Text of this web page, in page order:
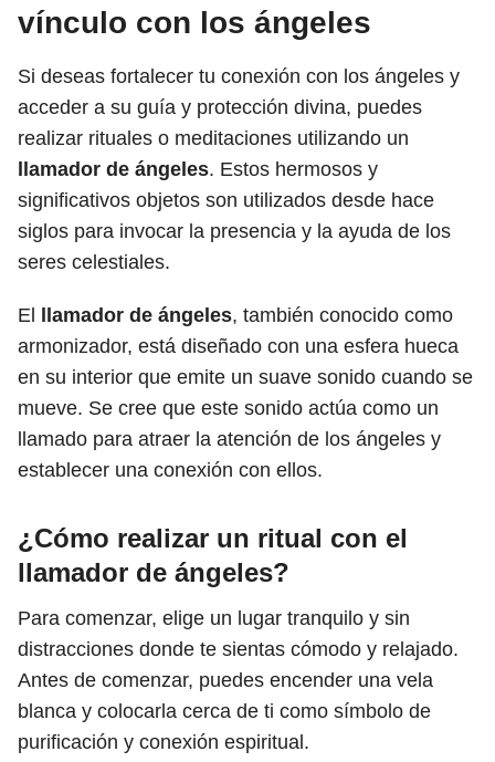
vínculo con los ángeles
Si deseas fortalecer tu conexión con los ángeles y
acceder a su guía y protección divina, puedes
realizar rituales o meditaciones utilizando un
llamador de ángeles. Estos hermosos y
significativos objetos son utilizados desde hace
siglos para invocar la presencia y la ayuda de los
seres celestiales.
El llamador de ángeles, también conocido como
armonizador, está diseñado con una esfera hueca
en su interior que emite un suave sonido cuando se
mueve. Se cree que este sonido actúa como un
llamado para atraer la atención de los ángeles y
establecer una conexión con ellos.
¿Cómo realizar un ritual con el
llamador de ángeles?
Para comenzar, elige un lugar tranquilo y sin
distracciones donde te sientas cómodo y relajado.
Antes de comenzar, puedes encender una vela
blanca y colocarla cerca de ti como símbolo de
purificación y conexión espiritual.